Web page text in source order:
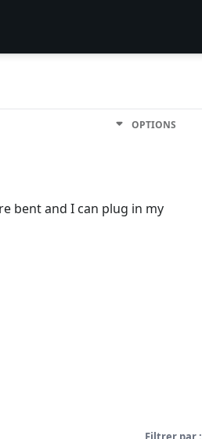
OPTIONS
bent and I can plug in my